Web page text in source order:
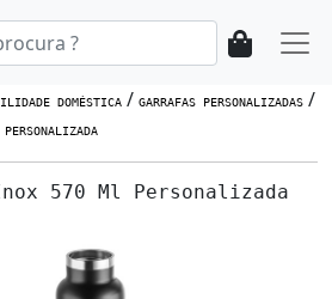
DOMÉSTICA / GARRAFAS PERSONALIZADAS /
570 Ml Personalizada